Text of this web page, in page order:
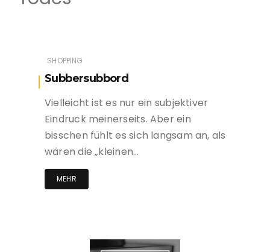
SHOPPING
Subbersubbord
Vielleicht ist es nur ein subjektiver
Eindruck meinerseits. Aber ein
bisschen fühlt es sich langsam an, als
wären die „kleinen…
MEHR